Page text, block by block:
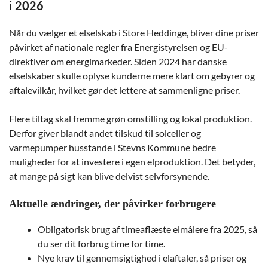
i 2026
Når du vælger et elselskab i Store Heddinge, bliver dine priser
påvirket af nationale regler fra Energistyrelsen og EU-
direktiver om energimarkeder. Siden 2024 har danske
elselskaber skulle oplyse kunderne mere klart om gebyrer og
aftalevilkår, hvilket gør det lettere at sammenligne priser.
Flere tiltag skal fremme grøn omstilling og lokal produktion.
Derfor giver blandt andet tilskud til solceller og
varmepumper husstande i Stevns Kommune bedre
muligheder for at investere i egen elproduktion. Det betyder,
at mange på sigt kan blive delvist selvforsynende.
Aktuelle ændringer, der påvirker forbrugere
Obligatorisk brug af timeaflæste elmålere fra 2025, så
du ser dit forbrug time for time.
Nye krav til gennemsigtighed i elaftaler, så priser og